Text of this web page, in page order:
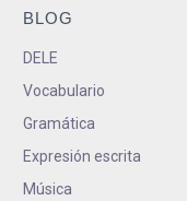
BLOG
DELE
Vocabulario
Gramática
Expresión escrita
Música